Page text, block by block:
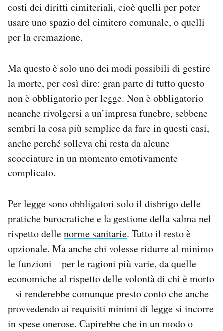
costi dei diritti cimiteriali, cioè quelli per poter
usare uno spazio del cimitero comunale, o quelli
per la cremazione.
Ma questo è solo uno dei modi possibili di gestire
la morte, per così dire: gran parte di tutto questo
non è obbligatorio per legge. Non è obbligatorio
neanche rivolgersi a un’impresa funebre, sebbene
sembri la cosa più semplice da fare in questi casi,
anche perché solleva chi resta da alcune
scocciature in un momento emotivamente
complicato.
Per legge sono obbligatori solo il disbrigo delle
pratiche burocratiche e la gestione della salma nel
rispetto dellenorme sanitarie. Tutto il resto è
opzionale. Ma anche chi volesse ridurre al minimo
le funzioni – per le ragioni più varie, da quelle
economiche al rispetto delle volontà di chi è morto
– si renderebbe comunque presto conto che anche
provvedendo ai requisiti minimi di legge si incorre
in spese onerose. Capirebbe che in un modo o